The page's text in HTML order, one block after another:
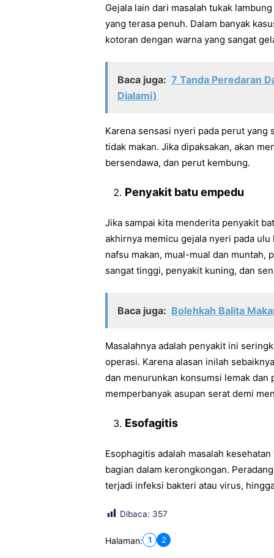
Gejala lain dari masalah tukak
yang terasa penuh. Dalam banyak
kotoran dengan warna yang sangat
Baca juga: 7 Tanda Peredaran
Dialami)
Karena sensasi nyeri pada perut
tidak makan. Jika dipaksakan, akan
bersendawa, dan perut kembung.
Penyakit batu empedu
Jika sampai kita menderita penyakit
akhirnya memicu gejala nyeri pada
nafsu makan, mual-mual dan muntah,
sangat tinggi, penyakit kuning, dan
Baca juga: Bolehkah Balita
Masalahnya adalah penyakit ini
operasi. Karena alasan inilah
dan menurunkan konsumsi lemak
memperbanyak asupan serat demi
Esofagitis
Esophagitis adalah masalah
bagian dalam kerongkongan.
terjadi infeksi bakteri atau virus,
Dibaca: 357
Halaman: 1 2